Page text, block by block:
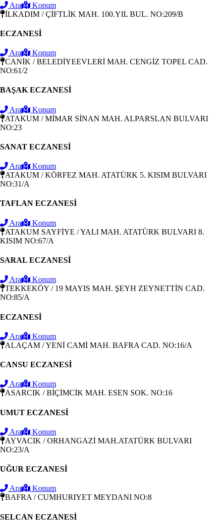
Ara
Konum
İLKADIM / ÇİFTLİK MAH. 100.YIL BUL. NO:209/B
ECZANESİ
Ara
Konum
CANİK / BELEDİYEEVLERİ MAH. CENGİZ TOPEL CAD.
NO:61/2
BAŞAK ECZANESİ
Ara
Konum
ATAKUM / MİMAR SİNAN MAH. ALPARSLAN BULVARI
NO:23
SANAT ECZANESİ
Ara
Konum
ATAKUM / KÖRFEZ MAH. ATATÜRK 5. KISIM BULVARI
NO:31/A
TAFLAN ECZANESİ
Ara
Konum
ATAKUM SAYFİYE / YALI MAH. ATATÜRK BULVARI 8.
KISIM NO:67/A
SARAL ECZANESİ
Ara
Konum
TEKKEKÖY / 19 MAYIS MAH. ŞEYH ZEYNETTİN CAD.
NO:85/A
ECZANESİ
Ara
Konum
ALAÇAM / YENİ CAMİ MAH. BAFRA CAD. NO:16/A
CANSU ECZANESİ
Ara
Konum
ASARCIK / BİÇİMCİK MAH. ESEN SOK. NO:16
UMUT ECZANESİ
Ara
Konum
AYVACIK / ORHANGAZİ MAH.ATATÜRK BULVARI
NO:23/A
UĞUR ECZANESİ
Ara
Konum
BAFRA / CUMHURIYET MEYDANI NO:8
SELCAN ECZANESİ